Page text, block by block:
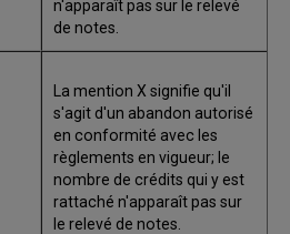
n'apparaît pas sur le relevé
de notes.
La mention X signifie qu'il
s'agit d'un abandon autorisé
en conformité avec les
règlements en vigueur; le
nombre de crédits qui y est
rattaché n'apparaît pas sur
le relevé de notes.